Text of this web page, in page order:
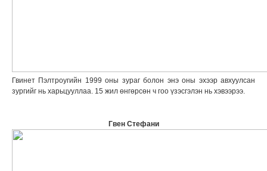
Гвинет Пэлтроугийн 1999 оны зураг болон энэ оны эхээр авхуулсан
зургийг нь харьцууллаа. 15 жил өнгөрсөн ч гоо үзэсгэлэн нь хэвээрээ.
Гвен Стефани